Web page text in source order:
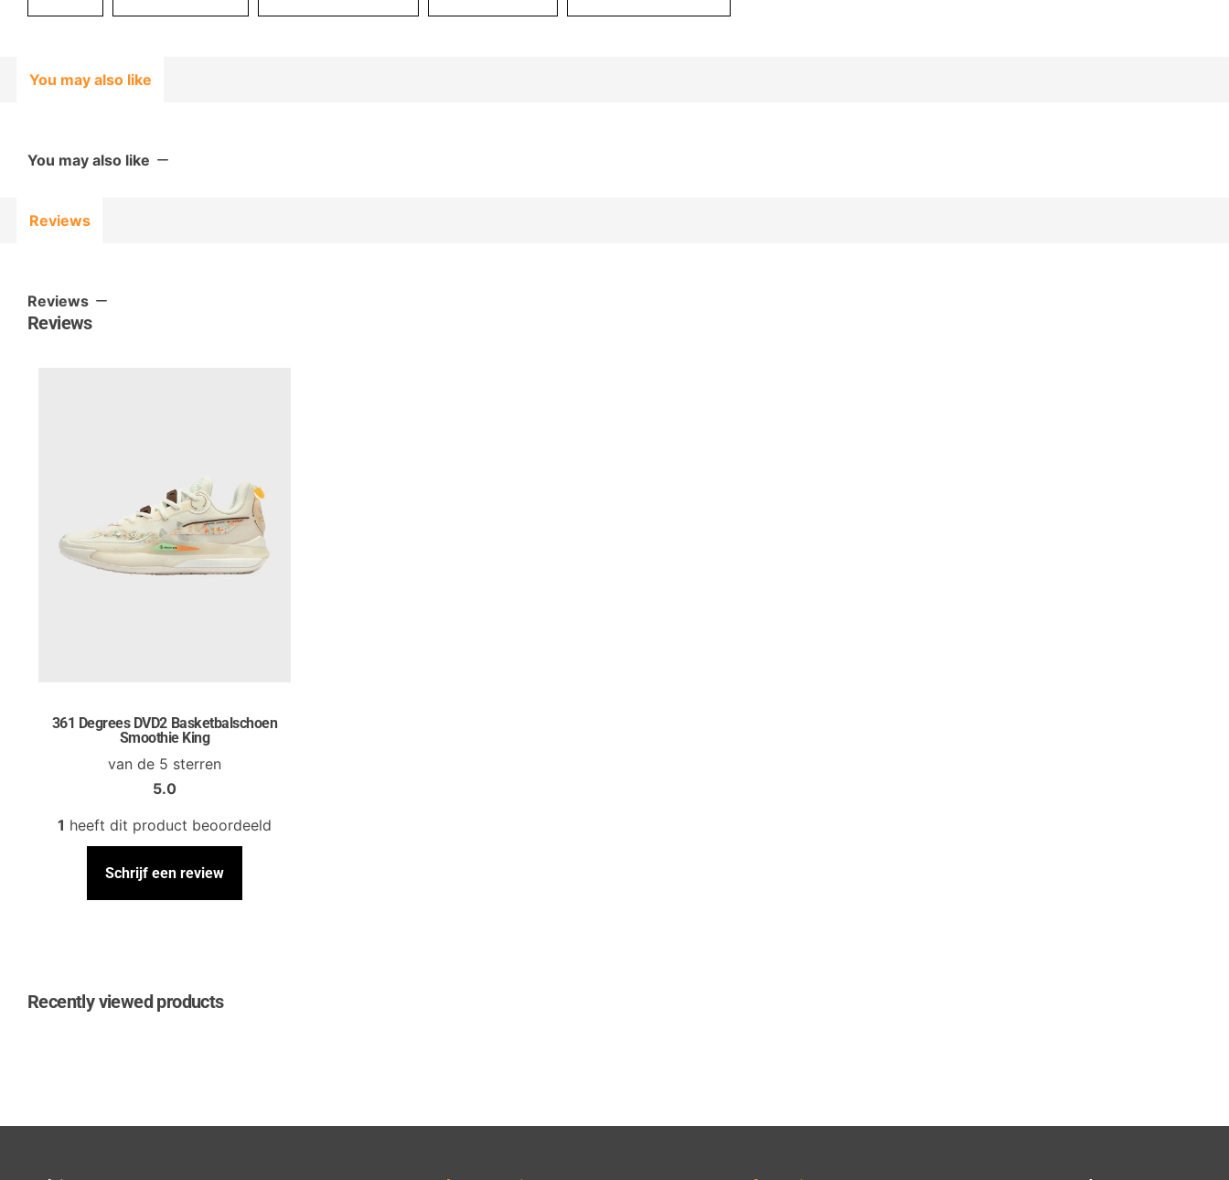
You may also like
You may also like
Reviews
Reviews
Reviews
361 Degrees DVD2 Basketbalschoen
Smoothie King
5.0
van de 5 sterren
1 heeft dit product beoordeeld
Schrijf een review
Recently viewed products